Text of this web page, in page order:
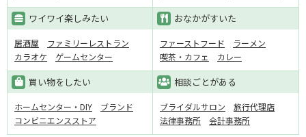
ワイワイ楽しみたい
居酒屋
ファミリーレストラン
カラオケ
ゲームセンター
おなかがすいた
ファーストフード
ラーメン
喫茶・カフェ
カレー
買い物をしたい
ホームセンター・DIY
ブランド
コンビニエンスストア
相談ごとがある
ブライダルサロン
旅行代理店
法律事務所
会計事務所